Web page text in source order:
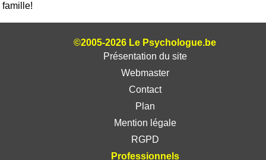
famille!
©2005-2026 Le Psychologue.be
Présentation du site
Webmaster
Contact
Plan
Mention légale
RGPD
Professionnels